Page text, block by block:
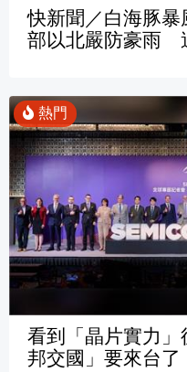
快新聞／白海豚
部以北嚴防豪雨
看到「晶片實力
邦交國」要來台